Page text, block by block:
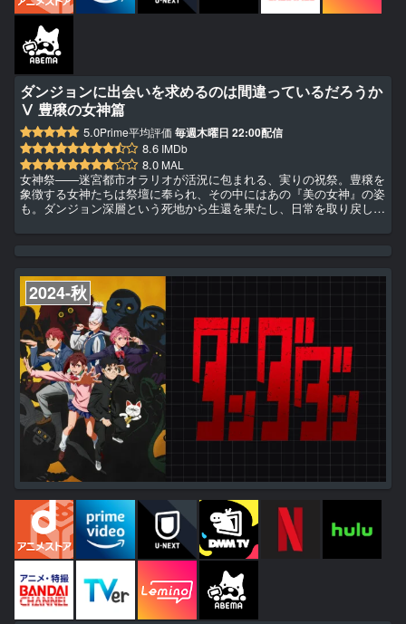
ダンジョンに出会いを求めるのは間違っているだろうか
Ⅴ 豊穣の女神篇
5.0Prime平均評価 毎週木曜日 22:00配信
8.6 IMDb
8.0 MAL
女神祭――迷宮都市オラリオが活況に包まれる、実りの祝祭。豊穣を
象徴する女神たちは祭壇に奉られ、その中にはあの『美の女神』の姿
も。ダンジョン深層という死地から生還を果たし、日常を取り戻した
とある酒場の娘から一通の手紙が届くまでは。『ベルさんへ 今度の
市を狂わせていく。そして、『最強』を標榜する『強靭な勇士（エイ
ンヘ...
2024-秋